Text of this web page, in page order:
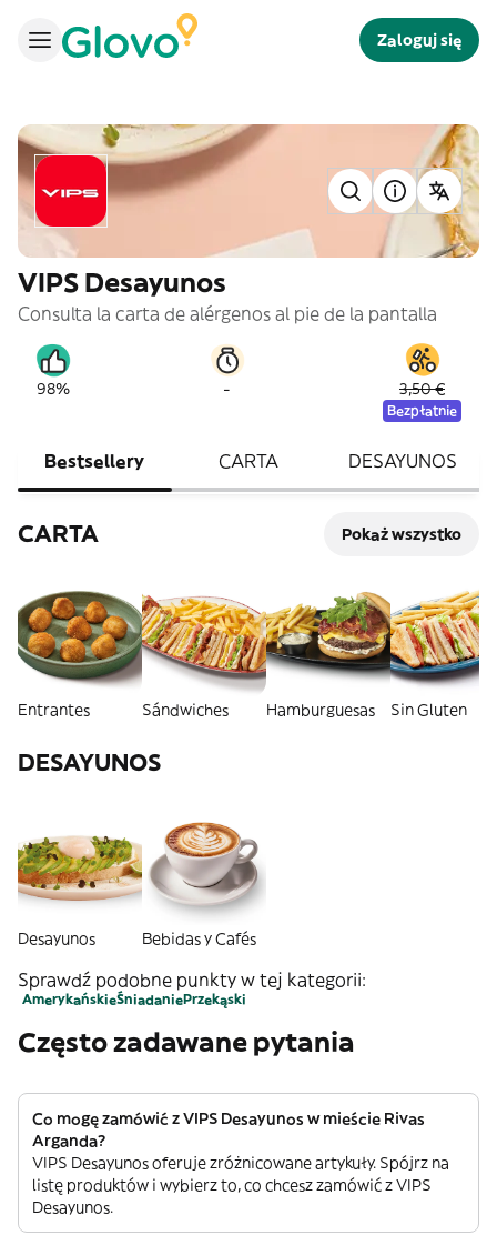
Zaloguj się
VIPS Desayunos
Consulta la carta de alérgenos al pie de la pantalla
98% - 3,50 €
Bezpłatnie
Bestsellery CARTA DESAYUNOS
CARTA Pokaż wszystko
Entrantes Sándwiches Hamburguesas Sin Gluten
DESAYUNOS
Desayunos Bebidas y Cafés
Sprawdź podobne punkty w tej kategorii:
AmerykańskieŚniadaniePrzekąski
Często zadawane pytania
Co mogę zamówić z VIPS Desayunos w mieście Rivas
Arganda?
VIPS Desayunos oferuje zróżnicowane artykuły. Spójrz na
listę produktów i wybierz to, co chcesz zamówić z VIPS
Desayunos.